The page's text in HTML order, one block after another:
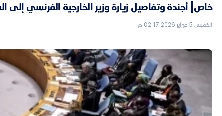
خاص| أجندة وتفاصيل زيارة وزير الخارجية الفرنسي إلى
الخميس 5 فبراير 2026 02:17 م